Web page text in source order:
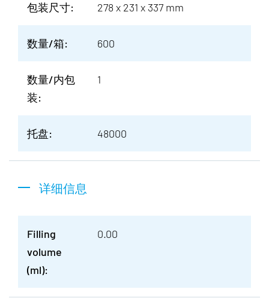
包装尺寸: 278 x 231 x 337 mm
数量/箱: 600
数量/内包
装:
1
托盘: 48000
详细信息
Filling
volume
(ml):
0.00